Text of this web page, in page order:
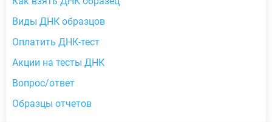
Виды ДНК образцов
Оплатить ДНК-тест
Акции на тесты ДНК
Вопрос/ответ
Образцы отчетов